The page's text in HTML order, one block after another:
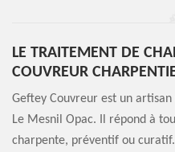
LE TRAITEMENT DE
COUVREUR
Geftey Couvreur est un
Le Mesnil Opac. Il répond à
charpente, préventif ou